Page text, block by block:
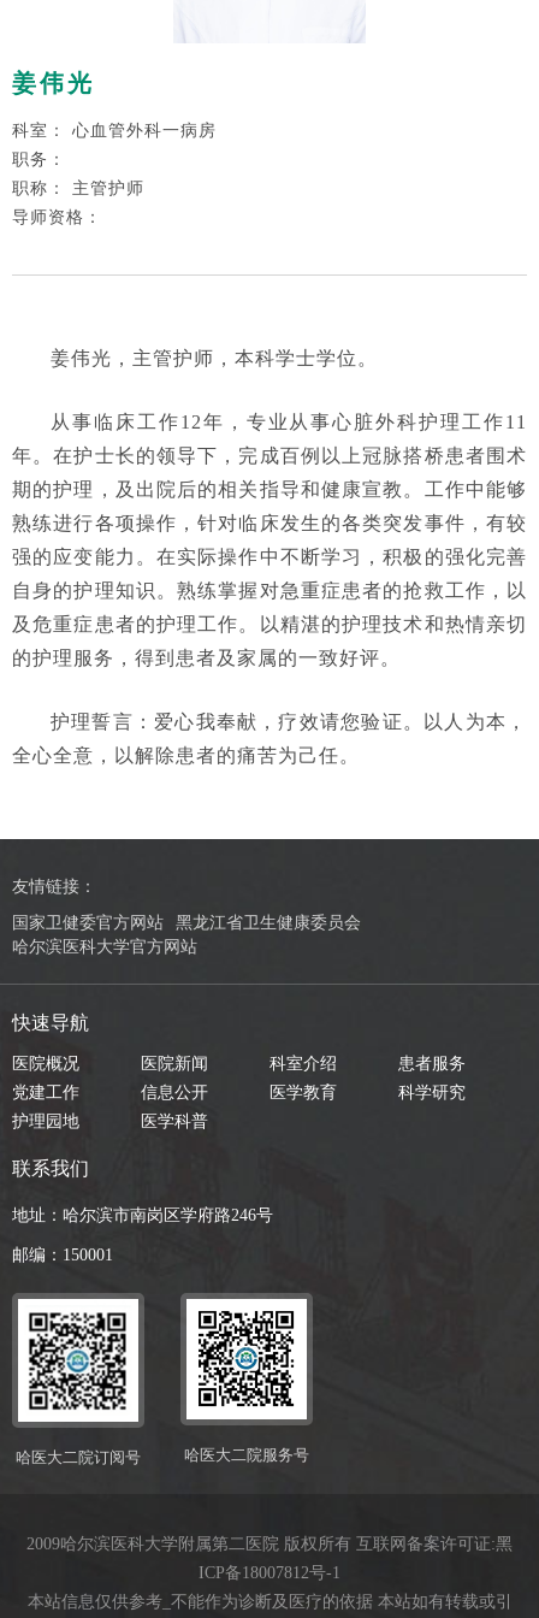
姜伟光
科室： 心血管外科一病房
职务：
职称： 主管护师
导师资格：
姜伟光，主管护师，本科学士学位。
从事临床工作12年，专业从事心脏外科护理工作11
年。在护士长的领导下，完成百例以上冠脉搭桥患者围术
期的护理，及出院后的相关指导和健康宣教。工作中能够
熟练进行各项操作，针对临床发生的各类突发事件，有较
强的应变能力。在实际操作中不断学习，积极的强化完善
自身的护理知识。熟练掌握对急重症患者的抢救工作，以
及危重症患者的护理工作。以精湛的护理技术和热情亲切
的护理服务，得到患者及家属的一致好评。
护理誓言：爱心我奉献，疗效请您验证。以人为本，
全心全意，以解除患者的痛苦为己任。
友情链接：
国家卫健委官方网站
黑龙江省卫生健康委员会
哈尔滨医科大学官方网站
快速导航
医院概况 医院新闻 科室介绍
患者服务
党建工作
信息公开 医学教育
科学研究
护理园地
医学科普
联系我们
地址：哈尔滨市南岗区学府路246号
邮编：150001
哈医大二院订阅号 哈医大二院服务号
2009哈尔滨医科大学附属第二医院 版权所有 互联网备案许可证:黑
ICP备18007812号-1
本站信息仅供参考_不能作为诊断及医疗的依据 本站如有转载或引